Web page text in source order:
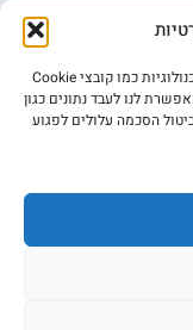
כדי לספק את החוויה הטובה ביותר, אנו משתמשים בטכנולוגיות כמו קובצי Cookie
לנו לעבד נתונים כגון
הסכמה עלולים לפגוע
אתר: דיביין